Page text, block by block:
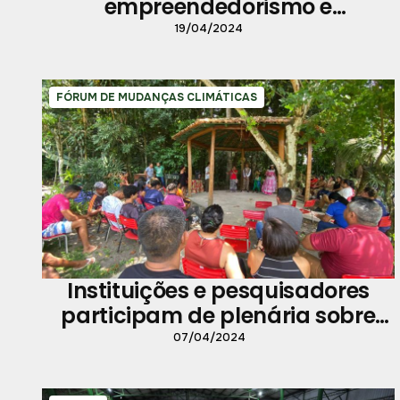
empreendedorismo e
preservação ambiental entre
19/04/2024
FÓRUM DE MUDANÇAS CLIMÁTICAS
Instituições e pesquisadores
participam de plenária sobre
problemas e soluções em Belém
07/04/2024